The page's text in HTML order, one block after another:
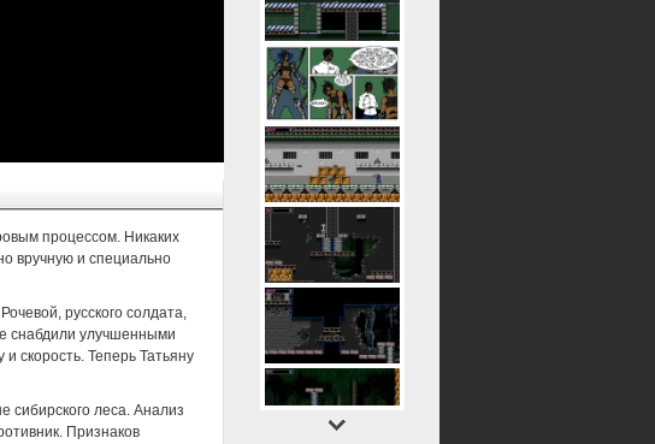
процессом. Никаких
вручную и специально
русского солдата,
снабдили улучшенными
скорость. Теперь Татьяну
сибирского леса. Анализ
Признаков